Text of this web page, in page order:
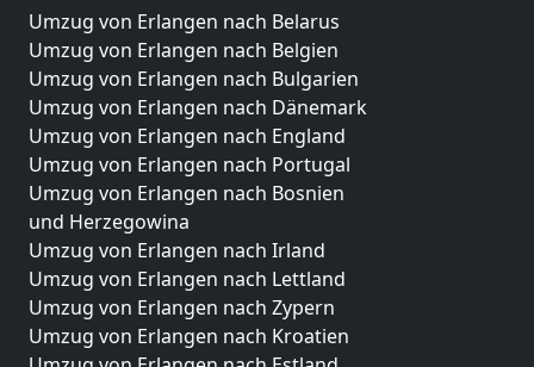
Umzug von Erlangen nach Belarus
Umzug von Erlangen nach Belgien
Umzug von Erlangen nach Bulgarien
Umzug von Erlangen nach Dänemark
Umzug von Erlangen nach England
Umzug von Erlangen nach Portugal
Umzug von Erlangen nach Bosnien
und Herzegowina
Umzug von Erlangen nach Irland
Umzug von Erlangen nach Lettland
Umzug von Erlangen nach Zypern
Umzug von Erlangen nach Kroatien